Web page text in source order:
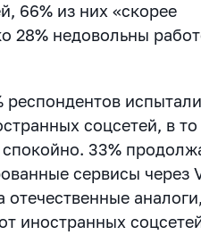
66% из них «скорее
28% недовольны
респондентов
соцсетей, в
спокойно. 33%
сервисы через
иностранных